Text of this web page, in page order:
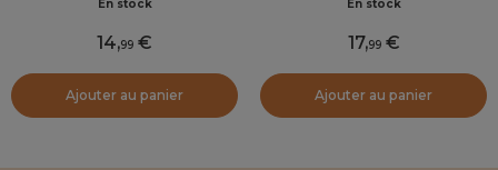
En stock
14,99
Ajouter au panier
En stock
17,99
Ajouter au panier